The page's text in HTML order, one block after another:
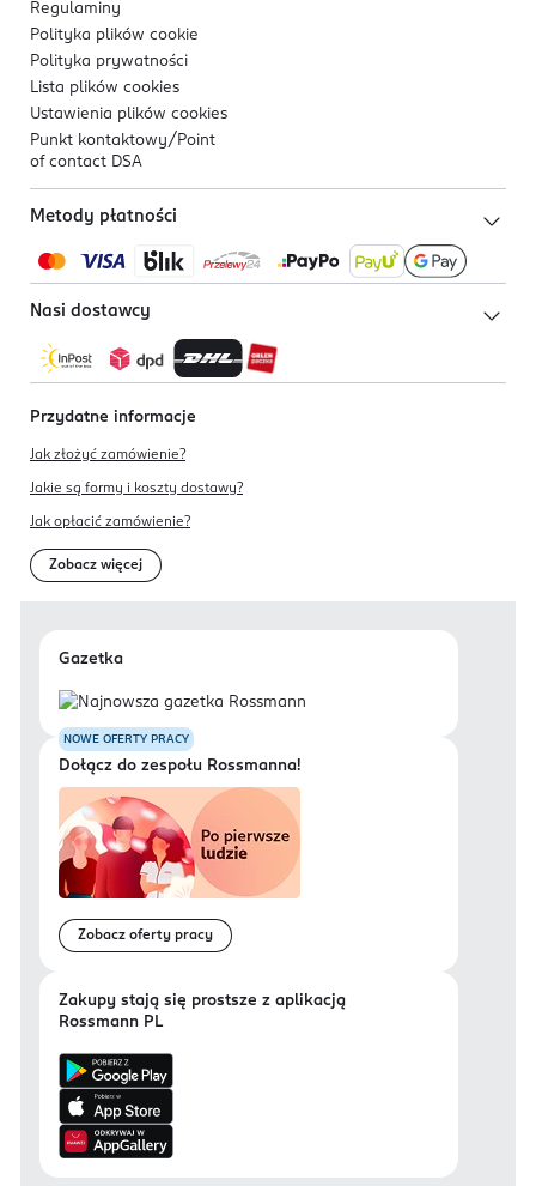
Regulaminy
Polityka plików cookie
Polityka prywatności
Lista plików cookies
Ustawienia plików cookies
Punkt kontaktowy/ Point
of contact DSA
Metody płatności
Nasi dostawcy
Przydatne informacje
Jak złożyć zamówienie?
Jakie są formy i koszty dostawy?
Jak opłacić zamówienie?
Zobacz więcej
Gazetka
NOWE OFERTY PRACY
Dołącz do zespołu Rossmanna!
Zobacz oferty pracy
Zakupy stają się prostsze z aplikacją
Rossmann PL